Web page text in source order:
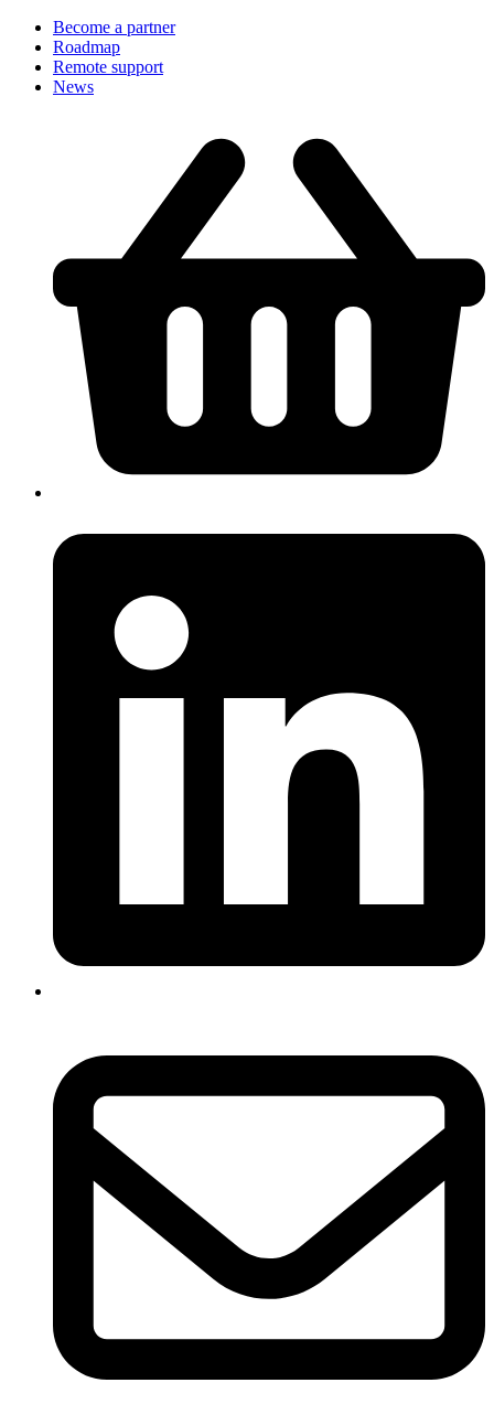
Become a partner
Roadmap
Remote support
News